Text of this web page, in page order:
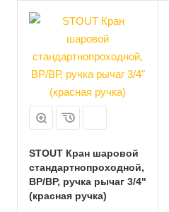
STOUT Кран шаровой
стандартнопроходной,
ВР/ВР, ручка рычаг 3/4"
(красная ручка)